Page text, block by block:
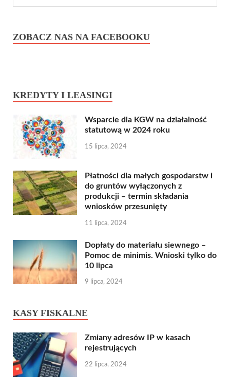
ZOBACZ NAS NA FACEBOOKU
KREDYTY I LEASINGI
Wsparcie dla KGW na działalność
statutową w 2024 roku
15 lipca, 2024
Płatności dla małych gospodarstw i
do gruntów wyłączonych z
produkcji – termin składania
wniosków przesunięty
11 lipca, 2024
Dopłaty do materiału siewnego –
Pomoc de minimis. Wnioski tylko do
10 lipca
9 lipca, 2024
KASY FISKALNE
Zmiany adresów IP w kasach
rejestrujących
22 lipca, 2024